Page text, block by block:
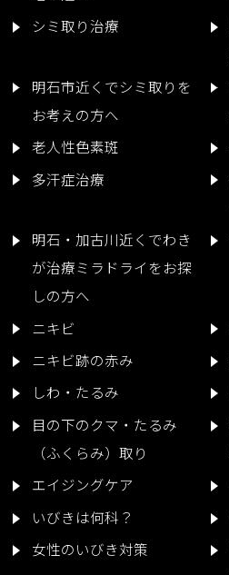
シミ取り治療
明石市近くでシミ取りを
お考えの方へ
老人性色素斑
多汗症治療
明石・加古川近くでわき
が治療ミラドライをお探
しの方へ
ニキビ
ニキビ跡の赤み
しわ・たるみ
目の下のクマ・たるみ
（ふくらみ）取り
エイジングケア
いびきは何科？
女性のいびき対策